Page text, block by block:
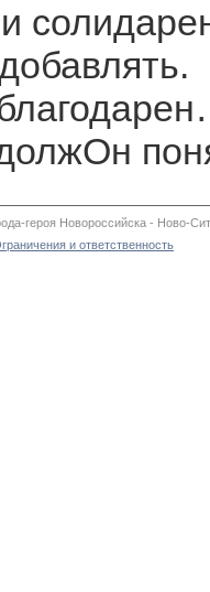
героя Новороссийска - Ново-
и ответственность